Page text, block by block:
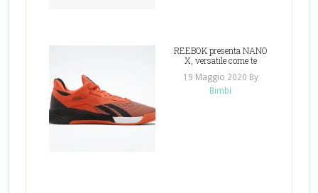
REEBOK presenta NANO
X, versatile come te
19 Maggio 2020 By
Bimbi